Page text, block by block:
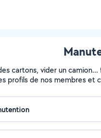
cartons, vider un
profils de nos membres et